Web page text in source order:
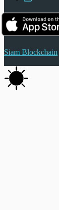
Siam Blockchain